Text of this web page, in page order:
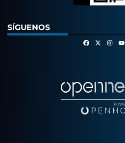
SÍGUENOS
Facebook